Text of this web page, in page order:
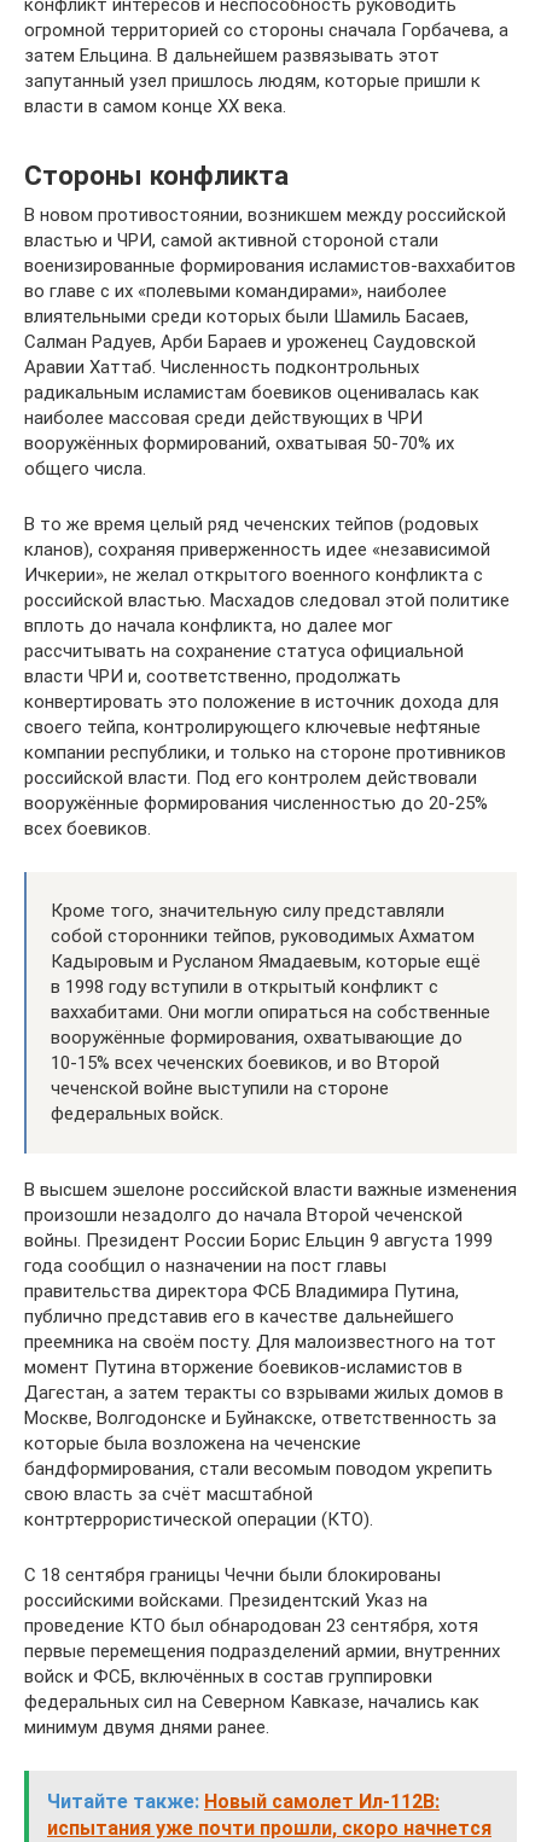
конфликт интересов и неспособность руководить
огромной территорией со стороны сначала Горбачева, а
затем Ельцина. В дальнейшем развязывать этот
запутанный узел пришлось людям, которые пришли к
власти в самом конце ХХ века.
Стороны конфликта
В новом противостоянии, возникшем между российской
властью и ЧРИ, самой активной стороной стали
военизированные формирования исламистов-ваххабитов
во главе с их «полевыми командирами», наиболее
влиятельными среди которых были Шамиль Басаев,
Салман Радуев, Арби Бараев и уроженец Саудовской
Аравии Хаттаб. Численность подконтрольных
радикальным исламистам боевиков оценивалась как
наиболее массовая среди действующих в ЧРИ
вооружённых формирований, охватывая 50-70% их
общего числа.
В то же время целый ряд чеченских тейпов (родовых
кланов), сохраняя приверженность идее «независимой
Ичкерии», не желал открытого военного конфликта с
российской властью. Масхадов следовал этой политике
вплоть до начала конфликта, но далее мог
рассчитывать на сохранение статуса официальной
власти ЧРИ и, соответственно, продолжать
конвертировать это положение в источник дохода для
своего тейпа, контролирующего ключевые нефтяные
компании республики, и только на стороне противников
российской власти. Под его контролем действовали
вооружённые формирования численностью до 20-25%
всех боевиков.
Кроме того, значительную силу представляли
собой сторонники тейпов, руководимых Ахматом
Кадыровым и Русланом Ямадаевым, которые ещё
в 1998 году вступили в открытый конфликт с
ваххабитами. Они могли опираться на собственные
вооружённые формирования, охватывающие до
10-15% всех чеченских боевиков, и во Второй
чеченской войне выступили на стороне
федеральных войск.
В высшем эшелоне российской власти важные изменения
произошли незадолго до начала Второй чеченской
войны. Президент России Борис Ельцин 9 августа 1999
года сообщил о назначении на пост главы
правительства директора ФСБ Владимира Путина,
публично представив его в качестве дальнейшего
преемника на своём посту. Для малоизвестного на тот
момент Путина вторжение боевиков-исламистов в
Дагестан, а затем теракты со взрывами жилых домов в
Москве, Волгодонске и Буйнакске, ответственность за
которые была возложена на чеченские
бандформирования, стали весомым поводом укрепить
свою власть за счёт масштабной
контртеррористической операции (КТО).
С 18 сентября границы Чечни были блокированы
российскими войсками. Президентский Указ на
проведение КТО был обнародован 23 сентября, хотя
первые перемещения подразделений армии, внутренних
войск и ФСБ, включённых в состав группировки
федеральных сил на Северном Кавказе, начались как
минимум двумя днями ранее.
Читайте также: Новый самолет Ил-112В:
испытания уже почти прошли, скоро начнется